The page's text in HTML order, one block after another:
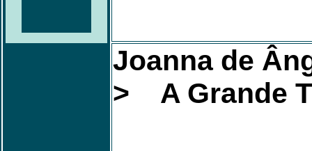
Joanna de
> A Grande